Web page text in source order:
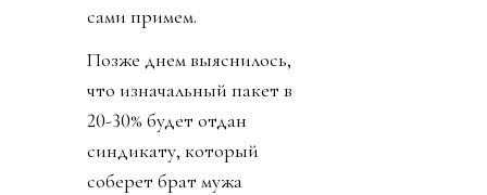
сами примем.
Позже днем выяснилось,
что изначальный пакет в
20-30% будет отдан
синдикату, который
соберет брат мужа